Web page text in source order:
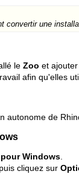
convertir une
le Zoo et
afin qu'elles
autonome de
Windows.
puis cliquez sur